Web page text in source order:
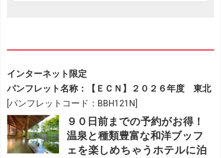
インターネット限定
パンフレット名称：【ＥＣＮ】２０２６年度 東北
[パンフレットコード：BBH121N]
９０日前までの予約がお得！
温泉と種類豊富な和洋ブッフ
ェを楽しめちゃうホテルに泊